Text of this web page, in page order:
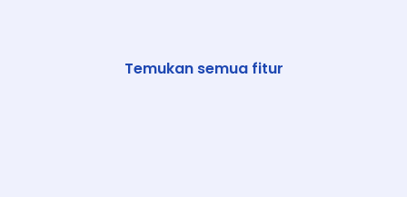
Temukan semua fitur